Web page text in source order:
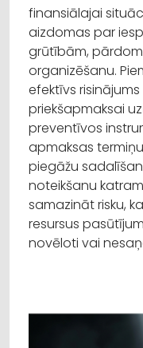
finansiālajai
aizdomas par
grūtībām,
organizēšanu.
efektīvs
priekšapmaksai
preventīvos
apmaksas
piegāžu
noteikšanu
samazināt risku,
resursus
novēloti vai